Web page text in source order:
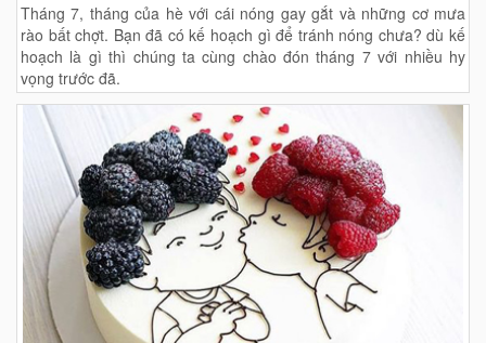
Tháng 7, tháng của hè với cái nóng gay gắt và những cơ mưa
rào bất chợt. Bạn đã có kế hoạch gì để tránh nóng chưa? dù kế
hoạch là gì thì chúng ta cùng chào đón tháng 7 với nhiều hy
vọng trước đã.